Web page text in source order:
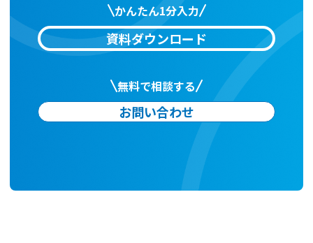
かんたん1分入力
資料ダウンロード
無料で相談する
お問い合わせ